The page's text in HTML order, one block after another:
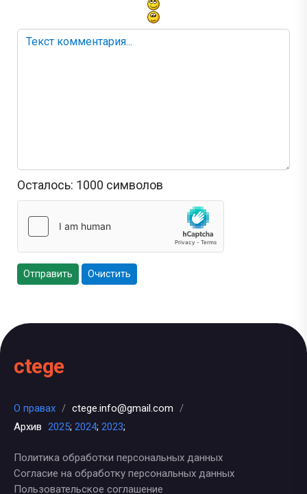
Осталось: 1000 символов
Отправить Очистить
ctege
О правах / ctege.info@gmail.com /
Архив 2025; 2024; 2023;
Политика обработки персональных данных
Согласие на обработку персональных данных
Пользовательское соглашение